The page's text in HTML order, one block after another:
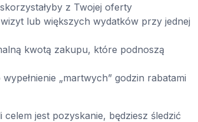
z Twojej oferty
lub większych wydatków przy jednej
kwotą zakupu, które podnoszą
„martwych” godzin rabatami
jest pozyskanie, będziesz śledzić